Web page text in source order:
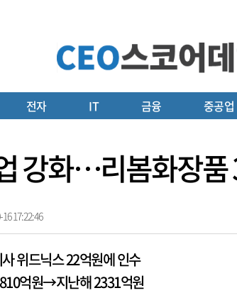
전자 IT 금융 중공업
강화…리봄화장품
17:22:46
위드닉스 22억원에 인수
억원→지난해 2331억원